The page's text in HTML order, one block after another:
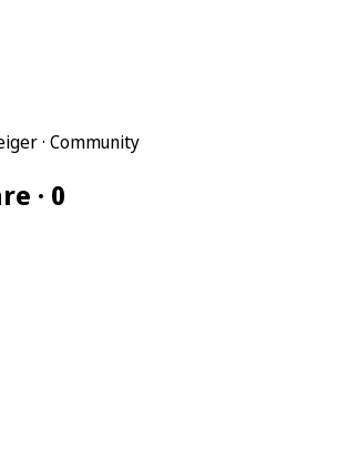
· Community
· 0